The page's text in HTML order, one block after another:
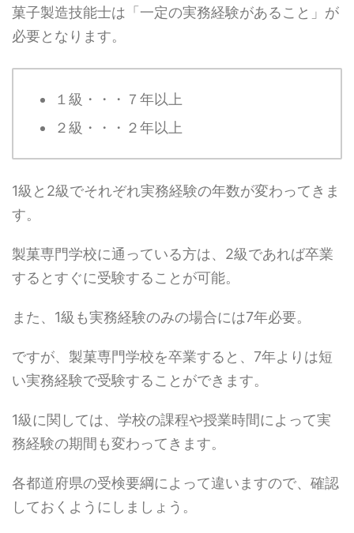
菓子製造技能士は「一定の実務経験があること」が
必要となります。
１級・・・７年以上
２級・・・２年以上
1級と2級でそれぞれ実務経験の年数が変わってきま
す。
製菓専門学校に通っている方は、2級であれば卒業
するとすぐに受験することが可能。
また、1級も実務経験のみの場合には7年必要。
ですが、製菓専門学校を卒業すると、7年よりは短
い実務経験で受験することができます。
1級に関しては、学校の課程や授業時間によって実
務経験の期間も変わってきます。
各都道府県の受検要綱によって違いますので、確認
しておくようにしましょう。